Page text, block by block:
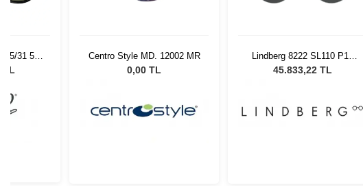
95/31 55
TL
Centro Style MD. 12002 MR
0,00 TL
Lindberg 8222 SL110 P10
45145W
45.833,22 TL